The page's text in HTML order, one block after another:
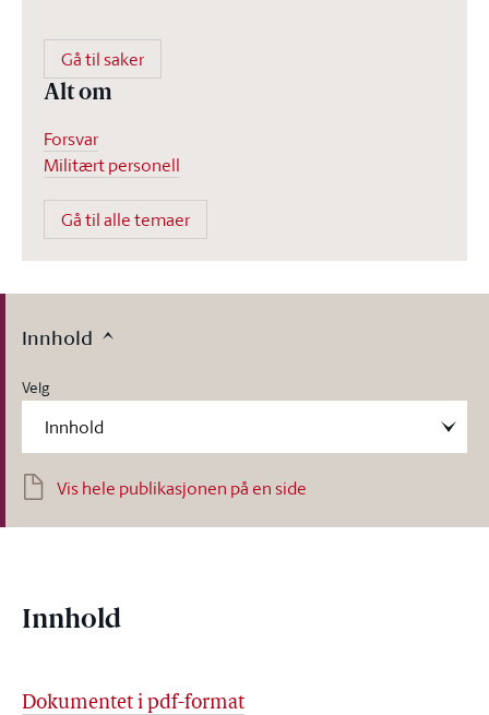
Gå til saker
Alt om
Forsvar
Militært personell
Gå til alle temaer
Innhold
Velg
Vis hele publikasjonen på en side
Innhold
Dokumentet i pdf-format